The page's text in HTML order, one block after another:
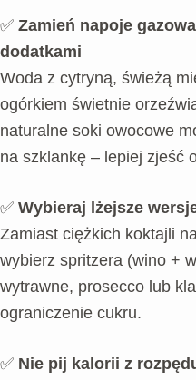
✅ Zamień napoje
dodatkami
Woda z cytryną, świeżą
ogórkiem świetnie
naturalne soki owocowe
na szklankę – lepiej zjeść
✅ Wybieraj lżejsze
Zamiast ciężkich koktajli
wybierz spritzera (wino +
wytrawne, prosecco lub
ograniczenie cukru.
✅ Nie pij kalorii z